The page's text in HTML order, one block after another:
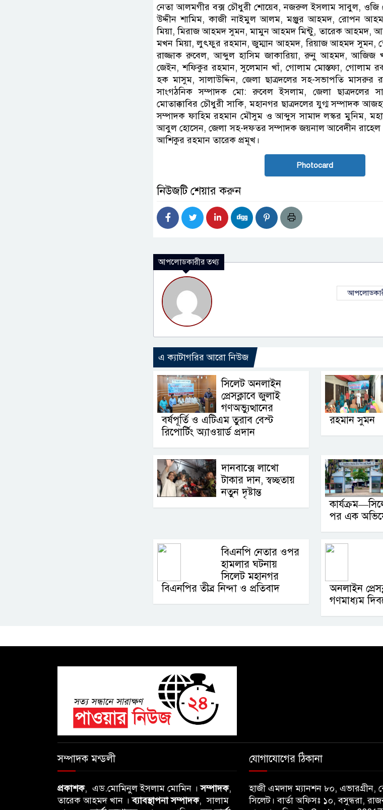
নেতা আলমগীর বক্স চৌধুরী শোয়েব, নজরুল ইসলাম সাবুল, ওজি
উদ্দীন শামিম, কাজী নাইমুল আলম, মঞ্জুর আহমদ, রোপন
মিয়া, মিরাজ আহমদ সুমন, মামুন আহমদ মিন্টু, তারেক
মখন মিয়া, লুৎফুর রহমান, জুম্মান আহমদ, রিয়াজ আহমদ সুমন,
রাজ্জাক রুবেল, আব্দুল হাসিম জাকারিয়া, রুনু আহমদ, আজিজ
জেইন, শফিকুর রহমান, সুলেমান খাঁ, গোলাম মোস্তফা, গোলাম
হক মাসুম, সালাউদ্দিন, জেলা ছাত্রদলের সহ-সভাপতি মাসরুর
সাংগঠনিক সম্পাদক মো: রুবেল ইসলাম, জেলা ছাত্রদলের
মোতাক্কাবির চৌধুরী সাকি, মহানগর ছাত্রদলের যুগ্ম সম্পাদক
সম্পাদক ফাহিম রহমান মৌসুম ও আব্দুস সামাদ লস্কর মুনিম,
আবুল হোসেন, জেলা সহ-দফতর সম্পাদক জয়নাল আবেদীন রাহেল
আশিকুর রহমান তারেক প্রমূখ।
Photocard
নিউজটি শেয়ার করুন
আপলোডকারীর তথ্য
এ ক্যাটাগরির আরো নিউজ
সিলেট অনলাইন
প্রেসক্লাবে জুলাই
গণঅভ্যুত্থানের
বর্ষপূর্তি ও এটিএম তুরাব বেস্ট
রিপোর্টিং অ্যাওয়ার্ড প্রদান
রহমান সুমন
দানবাক্সে লাখো
টাকার দান, স্বচ্ছতায়
নতুন দৃষ্টান্ত
পর এক
বিএনপি নেতার ওপর
হামলার ঘটনায়
সিলেট মহানগর
বিএনপির তীব্র নিন্দা ও প্রতিবাদ
অনলাইন
গণমাধ্যম
সম্পাদক মন্ডলী
প্রকাশক, এড.মোমিনুল ইসলাম মোমিন ।সম্পাদক,
তারেক আহমদ খান ।ব্যাবস্থাপনা সম্পাদক, সালাম
যোগাযোগের ঠিকানা
হাজী এমদাদ ম্যানশন ৮০, এভারগ্রীন,
সিলেট। বার্তা অফিসঃ ১০, বসুন্ধরা,